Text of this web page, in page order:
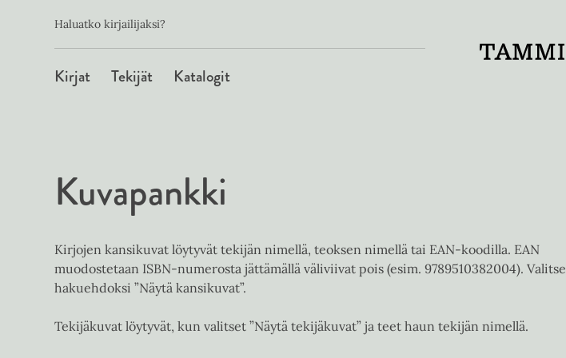
Toissijainen
Haluatko kirjailijaksi?
Päävalikko
Kirjat Tekijät Katalogit
Kuvapankki
Kirjojen kansikuvat löytyvät tekijän nimellä, teoksen nimellä tai EAN-koodilla. EAN
muodostetaan ISBN-numerosta jättämällä väliviivat pois (esim. 9789510382004). Valitse
hakuehdoksi ”Näytä kansikuvat”.
Tekijäkuvat löytyvät, kun valitset ”Näytä tekijäkuvat” ja teet haun tekijän nimellä.